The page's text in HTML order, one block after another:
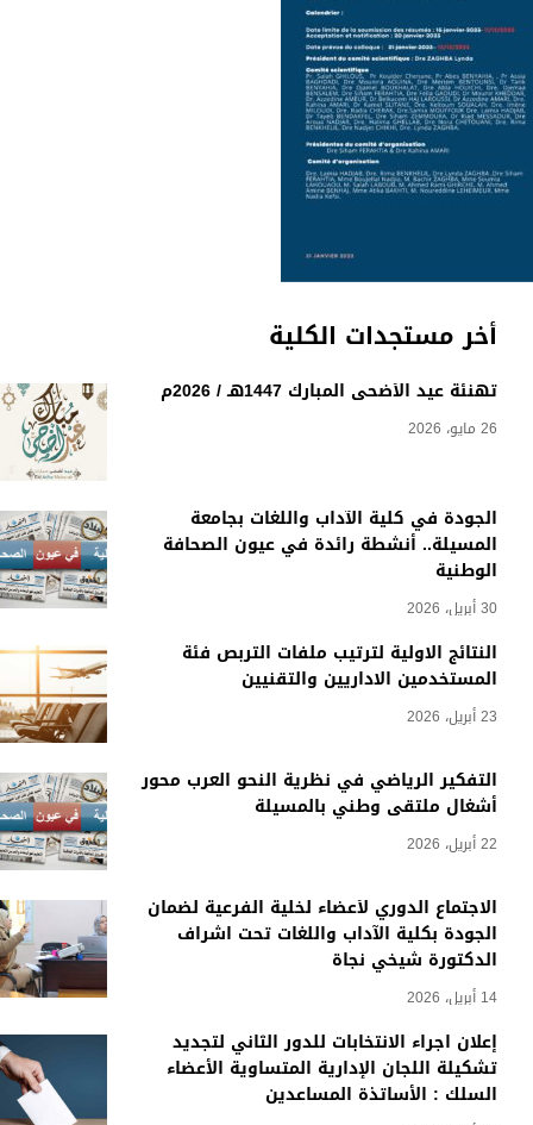
أخر مستجدات الكلية
تهنئة عيد الأضحى المبارك 1447هـ / 2026م
26 مايو، 2026
الجودة في كلية الآداب واللغات بجامعة
المسيلة.. أنشطة رائدة في عيون الصحافة
الوطنية
30 أبريل، 2026
النتائج الاولية لترتيب ملفات التربص فئة
المستخدمين الاداريين والتقنيين
23 أبريل، 2026
التفكير الرياضي في نظرية النحو العرب محور
أشغال ملتقى وطني بالمسيلة
22 أبريل، 2026
الاجتماع الدوري لأعضاء لخلية الفرعية لضمان
الجودة بكلية الآداب واللغات تحت اشراف
الدكتورة شيخي نجاة
14 أبريل، 2026
إعلان اجراء الانتخابات للدور الثاني لتجديد
تشكيلة اللجان الإدارية المتساوية الأعضاء
السلك : الأساتذة المساعدين